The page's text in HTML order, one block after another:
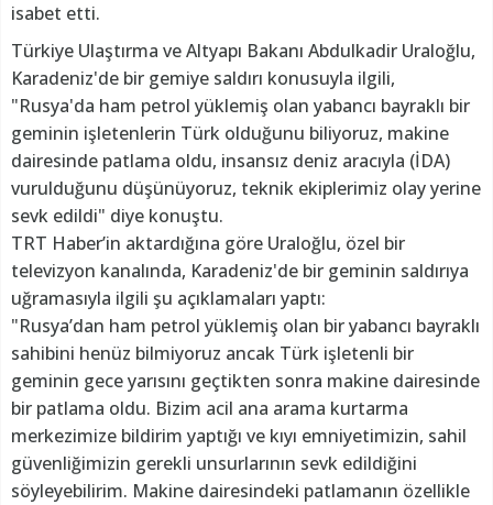
isabet etti.
Türkiye Ulaştırma ve Altyapı Bakanı Abdulkadir Uraloğlu,
Karadeniz'de bir gemiye saldırı konusuyla ilgili,
"Rusya'da ham petrol yüklemiş olan yabancı bayraklı bir
geminin işletenlerin Türk olduğunu biliyoruz, makine
dairesinde patlama oldu, insansız deniz aracıyla (İDA)
vurulduğunu düşünüyoruz, teknik ekiplerimiz olay yerine
sevk edildi" diye konuştu.
TRT Haber’in aktardığına göre Uraloğlu, özel bir
televizyon kanalında, Karadeniz'de bir geminin saldırıya
uğramasıyla ilgili şu açıklamaları yaptı:
"Rusya’dan ham petrol yüklemiş olan bir yabancı bayraklı
sahibini henüz bilmiyoruz ancak Türk işletenli bir
geminin gece yarısını geçtikten sonra makine dairesinde
bir patlama oldu. Bizim acil ana arama kurtarma
merkezimize bildirim yaptığı ve kıyı emniyetimizin, sahil
güvenliğimizin gerekli unsurlarının sevk edildiğini
söyleyebilirim. Makine dairesindeki patlamanın özellikle